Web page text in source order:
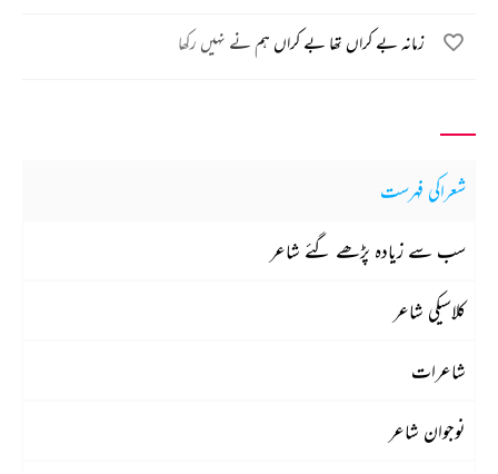
زمانہ بے کراں تھا بے کراں ہم نے نہیں رکھا
شعراکی فہرست
سب سے زیادہ پڑھے گئے شاعر
کلاسیکی شاعر
شاعرات
نوجوان شاعر